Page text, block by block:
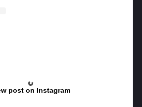
post on Instagram